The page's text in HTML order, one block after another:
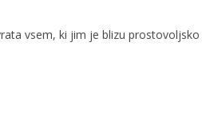
vsem, ki jim je blizu